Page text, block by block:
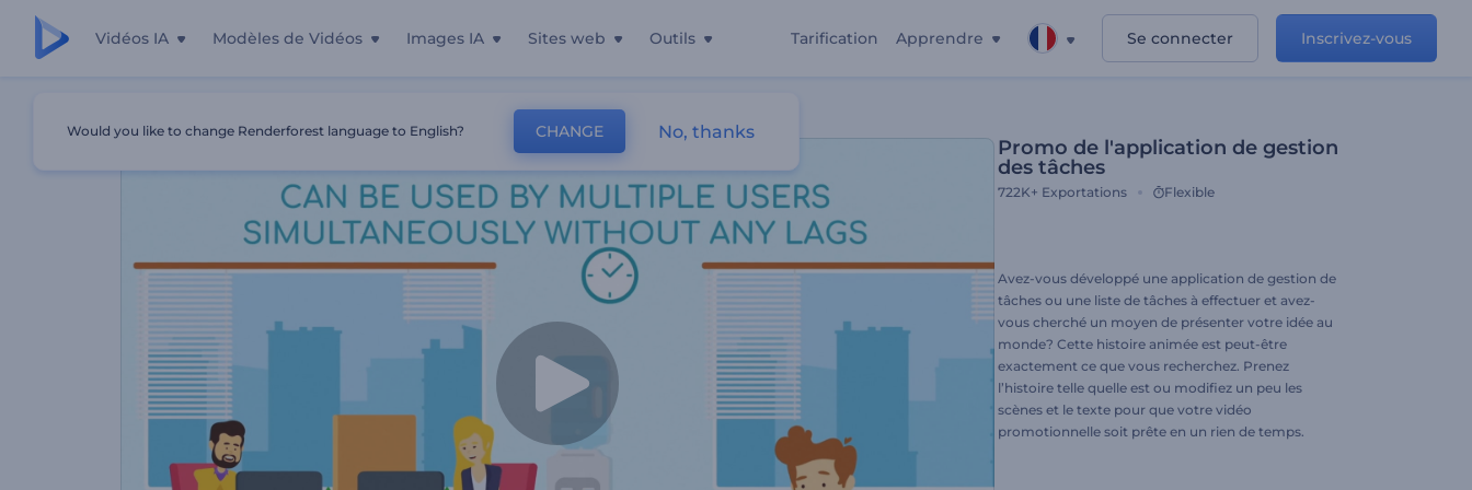
Vidéos IA Modèles de Vidéos Images IA Sites web Outils Tarification Apprendre Se connecter Inscrivez-vous
Promo De L'application De Gestion Des Tâches
Promo de l'application de gestion
des tâches
722K+ Exportations Flexible
Avez-vous développé une application de gestion de
tâches ou une liste de tâches à effectuer et avez-
vous cherché un moyen de présenter votre idée au
monde? Cette histoire animée est peut-être
exactement ce que vous recherchez. Prenez
l’histoire telle quelle est ou modifiez un peu les
scènes et le texte pour que votre vidéo
promotionnelle soit prête en un rien de temps.
Would you like to change Renderforest language to English? CHANGE No, thanks